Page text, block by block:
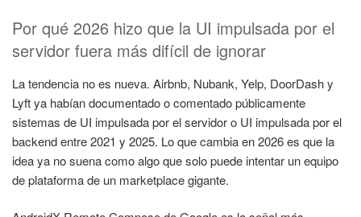
Por qué 2026 hizo que la UI impulsada por el
servidor fuera más difícil de ignorar
La tendencia no es nueva. Airbnb, Nubank, Yelp, DoorDash y
Lyft ya habían documentado o comentado públicamente
sistemas de UI impulsada por el servidor o UI impulsada por el
backend entre 2021 y 2025. Lo que cambia en 2026 es que la
idea ya no suena como algo que solo puede intentar un equipo
de plataforma de un marketplace gigante.